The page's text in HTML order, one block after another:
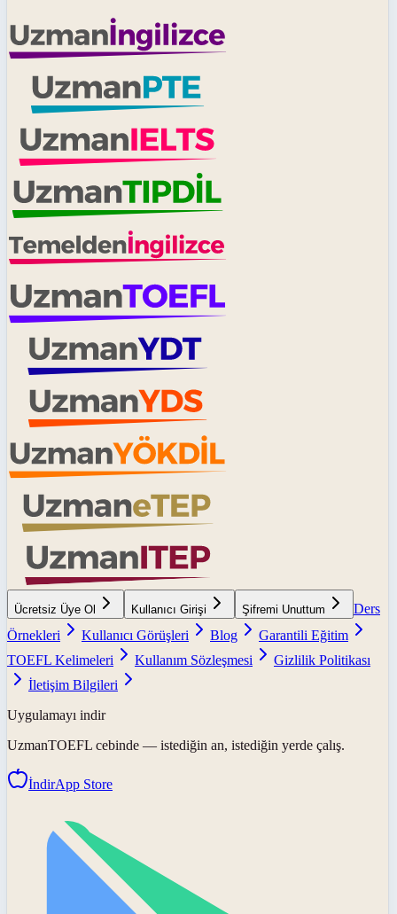
Ücretsiz Üye Ol Kullanıcı Girişi Şifremi Unuttum
Ders
Örnekleri
Kullanıcı Görüşleri Blog
Garantili Eğitim
TOEFL Kelimeleri
Kullanım Sözleşmesi
Gizlilik Politikası
İletişim Bilgileri
Uygulamayı indir
UzmanTOEFL cebinde — istediğin an, istediğin yerde çalış.
İndirApp Store